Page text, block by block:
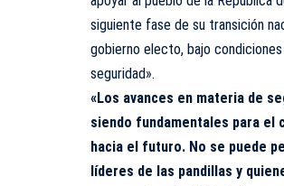
siguiente fase de su transición
gobierno electo, bajo
seguridad».
«Los avances en materia de
siendo fundamentales para el
hacia el futuro. No se puede
líderes de las pandillas y